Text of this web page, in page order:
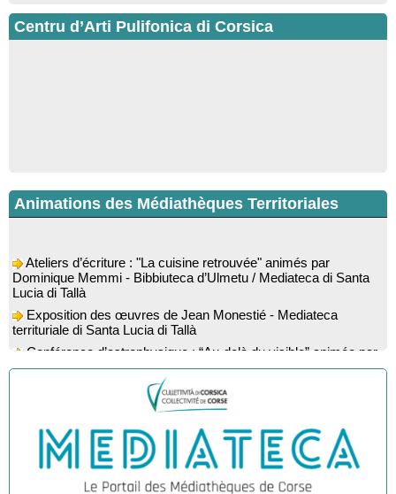
Centru d’Arti Pulifonica di Corsica
Animations des Médiathèques Territoriales
Dominique Memmi - Bibbiuteca d’Ulmetu / Mediateca di Santa
Lucia di Tallà
territuriale di Santa Lucia di Tallà
Bicchisgià
Exposition des œuvres de Dominique Malberti Morin :
"Racines, peintures acryliques et aquarelles" - Mediateca
Animation : "Petits lecteurs" - Médiathèque - Pitretu è
Bicchisgià
Veillée de contes à la forêt enchantée "U Mondu ditu